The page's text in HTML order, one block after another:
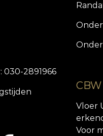
2891966
n
Vloer
Voor